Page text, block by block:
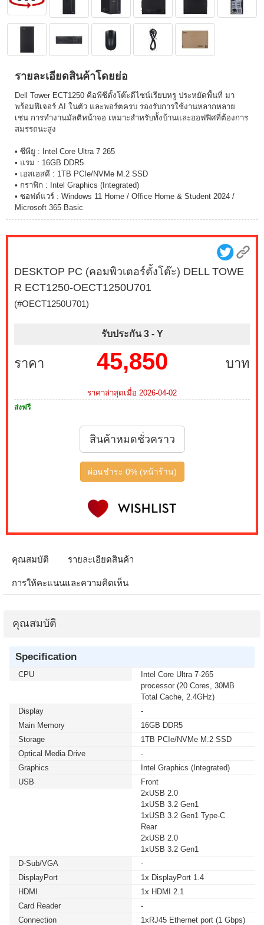
รายละเอียดสินค้าโดยย่อ
Dell Tower ECT1250 คือพีซีตั้งโต๊ะดีไซน์เรียบหรู ประหยัดพื้นที่ มา
พร้อมฟีเจอร์ AI ในตัว และพอร์ตครบ รองรับการใช้งานหลากหลาย
เช่น การทำงานมัลติหน้าจอ เหมาะสำหรับทั้งบ้านและออฟฟิศที่ต้องการ
สมรรถนะสูง
• ซีพียู : Intel Core Ultra 7 265
• แรม : 16GB DDR5
• เอสเอสดี : 1TB PCIe/NVMe M.2 SSD
• กราฟิก : Intel Graphics (Integrated)
• ซอฟต์แวร์ : Windows 11 Home / Office Home & Student 2024 /
Microsoft 365 Basic
DESKTOP PC (คอมพิวเตอร์ตั้งโต๊ะ) DELL TOWE
R ECT1250-OECT1250U701
(#OECT1250U701)
รับประกัน 3 - Y
ราคา บาท
45,850
ราคาล่าสุดเมื่อ 2026-04-02
ส่งฟรี
สินค้าหมดชั่วคราว
ผ่อนชำระ 0% (หน้าร้าน)
คุณสมบัติ รายละเอียดสินค้า
การให้คะแนนและความคิดเห็น
คุณสมบัติ
Specification
CPU
Intel Core Ultra 7-265
processor (20 Cores, 30MB
Total Cache, 2.4GHz)
Display
-
Main Memory
16GB DDR5
Storage
1TB PCIe/NVMe M.2 SSD
Optical Media Drive
-
Graphics
Intel Graphics (Integrated)
USB
Front
2xUSB 2.0
1xUSB 3.2 Gen1
1xUSB 3.2 Gen1 Type-C
Rear
2xUSB 2.0
1xUSB 3.2 Gen1
D-Sub/VGA
-
DisplayPort
1x DisplayPort 1.4
HDMI
1x HDMI 2.1
Card Reader
-
Connection
1xRJ45 Ethernet port (1 Gbps)